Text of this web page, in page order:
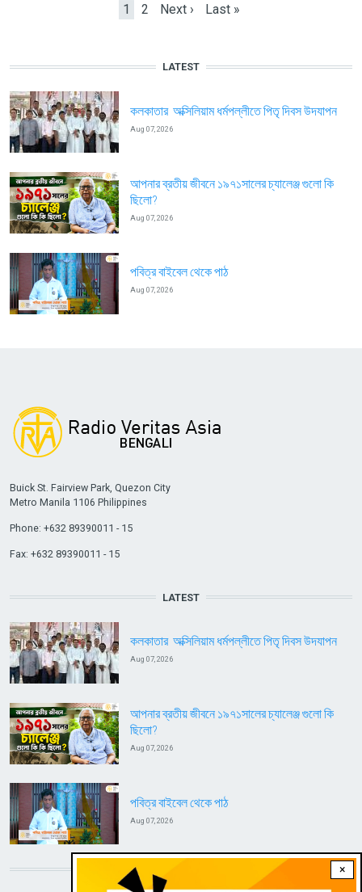
Current page
1 Page
2 Next page
Next › Last page
Last »
LATEST
কলকাতার অক্সিলিয়াম ধর্মপল্লীতে পিতৃ দিবস উদযাপন
Aug 07, 2026
আপনার ব্রতীয় জীবনে ১৯৭১সালের চ্যালেঞ্জ গুলো কি
ছিলো?
Aug 07, 2026
পবিত্র বাইবেল থেকে পাঠ
Aug 07, 2026
×
Buick St. Fairview Park, Quezon City
Metro Manila 1106 Philippines
Phone: +632 89390011 - 15
Fax: +632 89390011 - 15
LATEST
কলকাতার অক্সিলিয়াম ধর্মপল্লীতে পিতৃ দিবস উদযাপন
Aug 07, 2026
আপনার ব্রতীয় জীবনে ১৯৭১সালের চ্যালেঞ্জ গুলো কি
ছিলো?
Aug 07, 2026
পবিত্র বাইবেল থেকে পাঠ
Aug 07, 2026
DOWNLOAD RVA APP